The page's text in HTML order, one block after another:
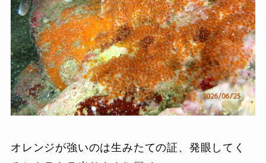
オレンジが強いのは生みたての証、発眼してく